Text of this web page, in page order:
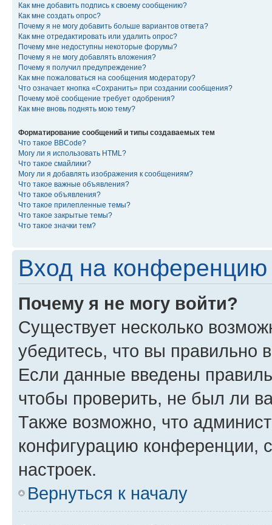
Как мне добавить подпись к своему сообщению?
Как мне создать опрос?
Почему я не могу добавить больше вариантов ответа?
Как мне отредактировать или удалить опрос?
Почему мне недоступны некоторые форумы?
Почему я не могу добавлять вложения?
Почему я получил предупреждение?
Как мне пожаловаться на сообщения модератору?
Что означает кнопка «Сохранить» при создании сообщения?
Почему моё сообщение требует одобрения?
Как мне вновь поднять мою тему?
Форматирование сообщений и типы создаваемых тем
Что такое BBCode?
Могу ли я использовать HTML?
Что такое смайлики?
Могу ли я добавлять изображения к сообщениям?
Что такое важные объявления?
Что такое объявления?
Что такое прилепленные темы?
Что такое закрытые темы?
Что такое значки тем?
Вход на конференцию
Почему я не могу войти?
Существует несколько
убедитесь, что вы правильно
Если данные введены
чтобы проверить, не был ли
Также возможно, что
конфигурацию конференции,
настроек.
Вернуться к началу